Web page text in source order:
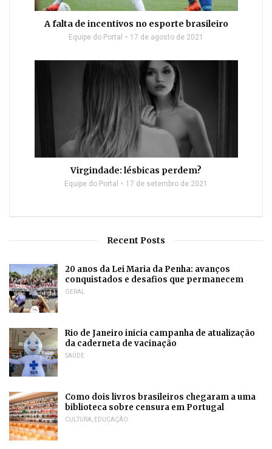
A falta de incentivos no esporte brasileiro
Equipe do Portal 17 de agosto de 2021
Virgindade: lésbicas perdem?
Equipe do Portal 17 de setembro de 2021
Recent Posts
20 anos da Lei Maria da Penha: avanços
conquistados e desafios que permanecem
GERAL
Rio de Janeiro inicia campanha de atualização
da caderneta de vacinação
SAÚDE
Como dois livros brasileiros chegaram a uma
biblioteca sobre censura em Portugal
CULTURA, EDUCAÇÃO